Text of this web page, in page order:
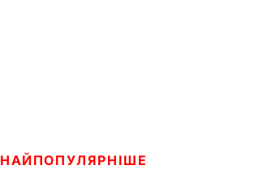
НАЙПОПУЛЯРНІШЕ